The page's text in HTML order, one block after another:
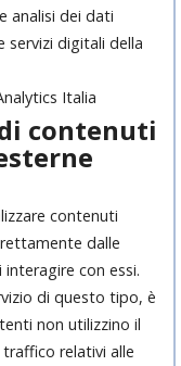
analisi dei dati
digitali della
Italia
contenuti
contenuti
dalle
con essi.
di questo tipo, è
non utilizzino il
relativi alle